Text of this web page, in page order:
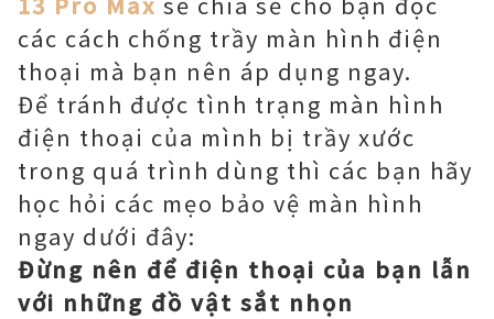
các cách chống trầy màn hình điện
thoại mà bạn nên áp dụng ngay.
Để tránh được tình trạng màn hình
điện thoại của mình bị trầy xước
trong quá trình dùng thì các bạn hãy
học hỏi các mẹo bảo vệ màn hình
ngay dưới đây:
Đừng nên để điện thoại của bạn lẫn
với những đồ vật sắt nhọn